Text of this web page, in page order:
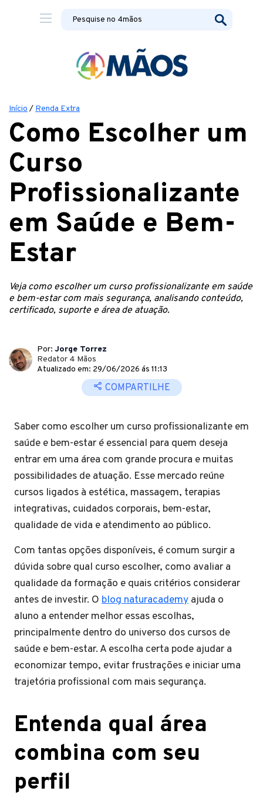
Início / Renda Extra
Como Escolher um
Curso
Profissionalizante
em Saúde e Bem-
Estar
Veja como escolher um curso profissionalizante em saúde
e bem-estar com mais segurança, analisando conteúdo,
certificado, suporte e área de atuação.
Por: Jorge Torrez
Redator 4 Mãos
Atualizado em: 29/06/2026 ás 11:13
COMPARTILHE
Saber como escolher um curso profissionalizante em
saúde e bem-estar é essencial para quem deseja
entrar em uma área com grande procura e muitas
possibilidades de atuação. Esse mercado reúne
cursos ligados à estética, massagem, terapias
integrativas, cuidados corporais, bem-estar,
qualidade de vida e atendimento ao público.
Com tantas opções disponíveis, é comum surgir a
dúvida sobre qual curso escolher, como avaliar a
qualidade da formação e quais critérios considerar
antes de investir. O blog naturacademy ajuda o
aluno a entender melhor essas escolhas,
principalmente dentro do universo dos cursos de
saúde e bem-estar. A escolha certa pode ajudar a
economizar tempo, evitar frustrações e iniciar uma
trajetória profissional com mais segurança.
Entenda qual área
combina com seu
perfil